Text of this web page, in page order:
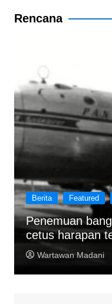
Rencana
Berita Featured
Penemuan
cetus harapan
Wartawan Madani